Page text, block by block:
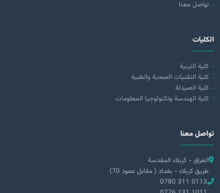
تواصل معنا
الكليات
كلية التربية
كلية التقنيات الصحية والطبية
كلية الصيدلة
كلية الهندسة وتكنولوجيا المعلومات
تواصل معنا
العراق - كربلاء المقدسة
طريق كربلاء - بغداد ( مقابل عمود 70)
0780 311 0113